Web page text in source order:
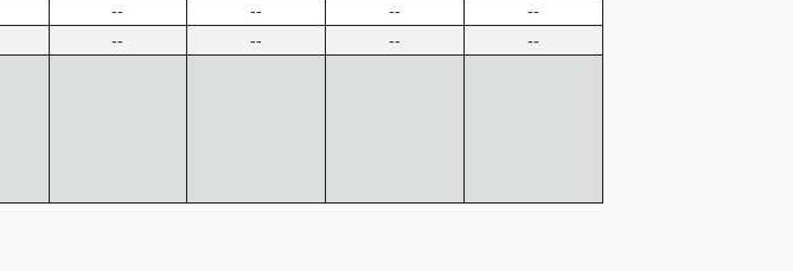
--
--
--
--
--
--
--
--